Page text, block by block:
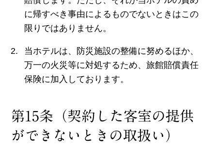
に帰すべき事由によるものでないときはこの
限りではありません。
当ホテルは、防災施設の整備に努めるほか、
万一の火災等に対処するため、旅館賠償責任
保険に加入しております。
第15条（契約した客室の提供
ができないときの取扱い）